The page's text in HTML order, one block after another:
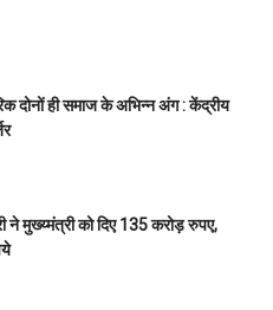
दोनों ही समाज के अभिन्न अंग : केंद्रीय
ने मुख्य्मंत्री को दिए 135 करोड़ रुपए,